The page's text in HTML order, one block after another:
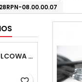
08.00.00.07
LINKA HAMULCOWA PRZYCZEPY KNOTT 1440/1230 33921-1.14